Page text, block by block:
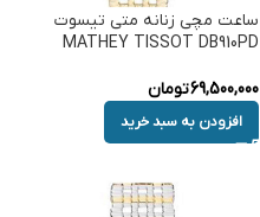
ساعت مچی زنانه متی تیسوت
MATHEY TISSOT DB910PD
69,500,000تومان
افزودن به سبد خرید